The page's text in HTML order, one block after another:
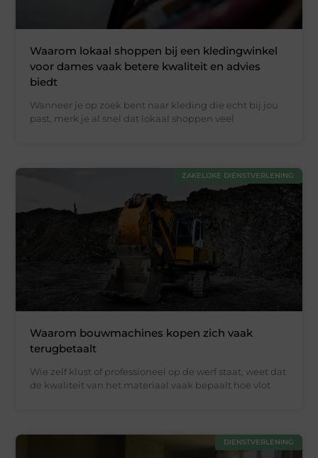
Waarom lokaal shoppen bij een kledingwinkel
voor dames vaak betere kwaliteit en advies
biedt
Wanneer je op zoek bent naar kleding die echt bij jou
past, merk je al snel dat lokaal shoppen veel
ZAKELIJKE DIENSTVERLENING
Waarom bouwmachines kopen zich vaak
terugbetaalt
Wie zelf klust of professioneel op de werf staat, weet dat
de kwaliteit van het materiaal vaak bepaalt hoe vlot
DIENSTVERLENING